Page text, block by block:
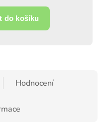
do košíku
Hodnocení